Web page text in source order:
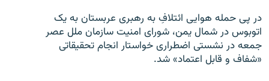
در پی حمله هوایی ائتلافِ به رهبری عربستان به یک
اتوبوس در شمال یمن، شورای امنیت سازمان ملل عصر
جمعه در نشستی اضطراری خواستار انجام تحقیقاتی
«شفاف و قابل اعتماد» شد.